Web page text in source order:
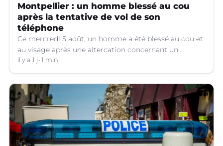
Montpellier : un homme blessé au cou
après la tentative de vol de son
téléphone
Ce mercredi 5 août, un homme a été blessé au cou et
au visage après une altercation concernant un
téléphone portable à Montpellier (Hérault).
il y a 1 j 1 min